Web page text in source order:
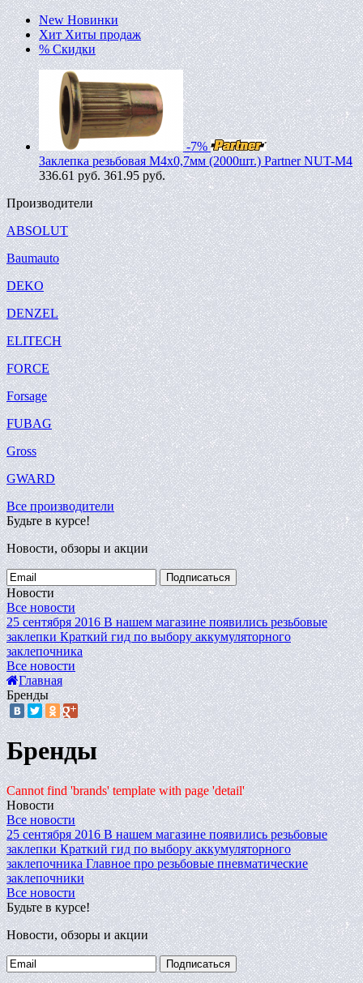
New Новинки
Хит Хиты продаж
% Скидки
-7%
Заклепка резьбовая M4х0,7мм (2000шт.) Partner NUT-M4
336.61руб. 361.95 руб.
Производители
ABSOLUT
Baumauto
DEKO
DENZEL
ELITECH
FORCE
Forsage
FUBAG
Gross
GWARD
Все производители
Будьте в курсе!
Новости, обзоры и акции
Подписаться
Новости
Все новости
25 сентября 2016 В нашем магазине появились резьбовые
заклепки Краткий гид по выбору аккумуляторного
заклепочника
Все новости
Главная
Бренды
Бренды
Cannot find 'brands' template with page 'detail'
Новости
Все новости
25 сентября 2016 В нашем магазине появились резьбовые
заклепки Краткий гид по выбору аккумуляторного
заклепочника Главное про резьбовые пневматические
заклепочники
Все новости
Будьте в курсе!
Новости, обзоры и акции
Подписаться